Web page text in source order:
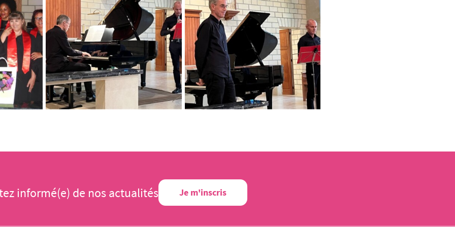
informé(e) de nos actualités Je m'inscris